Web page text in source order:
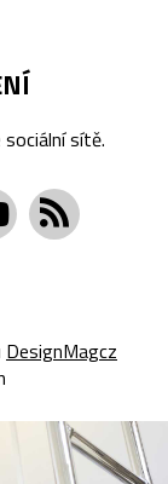
sítě.
DesignMagcz